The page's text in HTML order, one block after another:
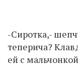
-Сиротка,-
теперича?
ей с